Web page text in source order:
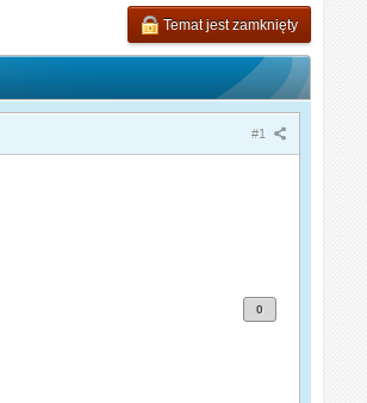
Temat jest zamknięty
#1
0